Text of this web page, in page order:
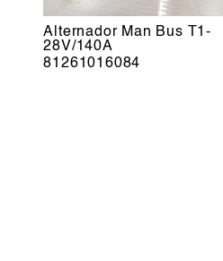
Alternador Man Bus T1-
28V/140A
81261016084